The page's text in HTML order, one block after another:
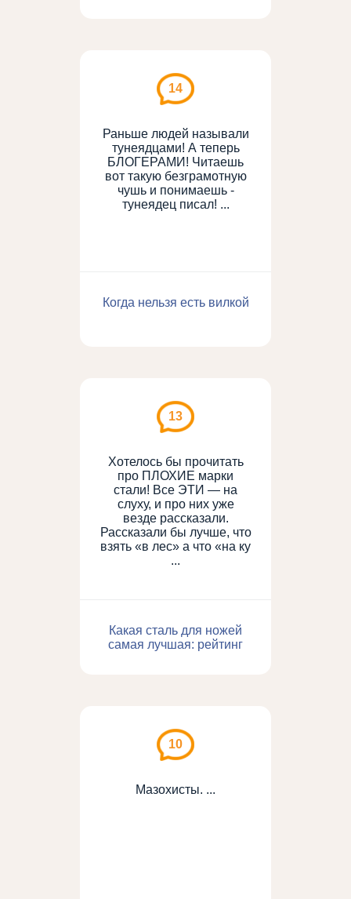
14
Раньше людей называли
тунеядцами! А теперь
БЛОГЕРАМИ! Читаешь
вот такую безграмотную
чушь и понимаешь -
тунеядец писал! ...
Когда нельзя есть вилкой
13
Хотелось бы прочитать
про ПЛОХИЕ марки
стали! Все ЭТИ — на
слуху, и про них уже
везде рассказали.
Рассказали бы лучше, что
взять «в лес» а что «на ку
...
Какая сталь для ножей
самая лучшая: рейтинг
10
Мазохисты. ...